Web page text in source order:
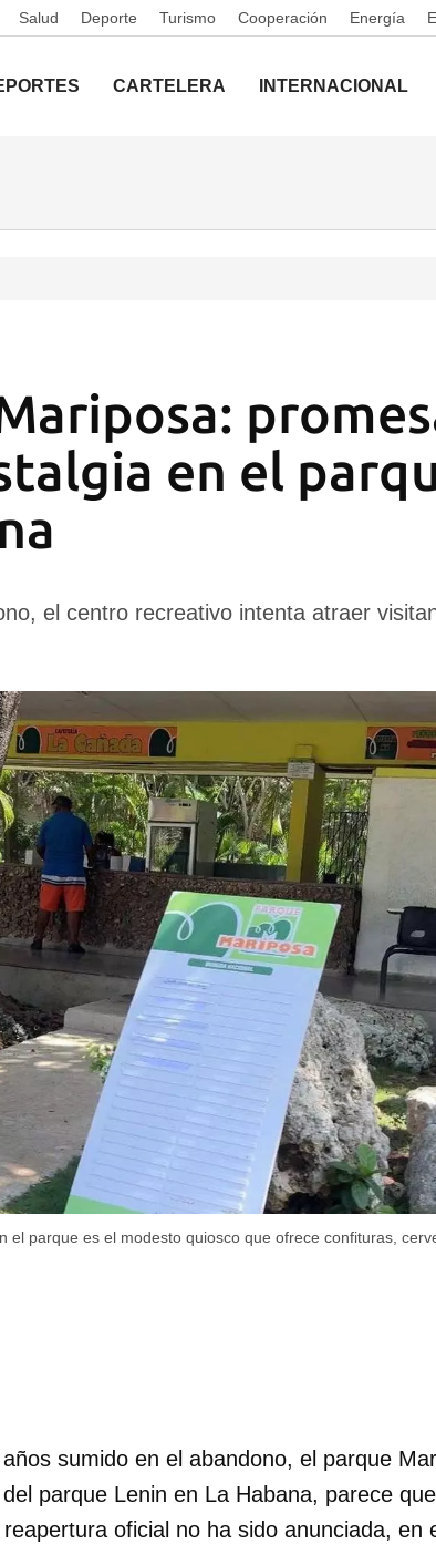
Salud Deporte Turismo Cooperación Energía
CARTELERA INTERNACIONAL
en el
el centro recreativo intenta atraer
el parque es el modesto quiosco que ofrece confituras,
sumido en el abandono, el parque
parque Lenin en La Habana, parece
oficial no ha sido anunciada, en